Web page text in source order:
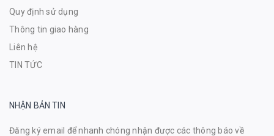
Quy định sử dụng
Thông tin giao hàng
Liên hệ
TIN TỨC
NHẬN BẢN TIN
Đăng ký email để nhanh chóng nhận được các thông báo về